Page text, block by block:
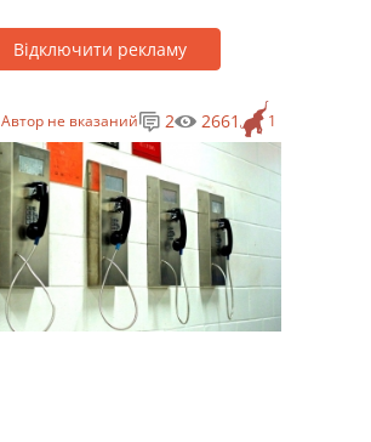
Відключити рекламу
Автор не вказаний 1
2 2661